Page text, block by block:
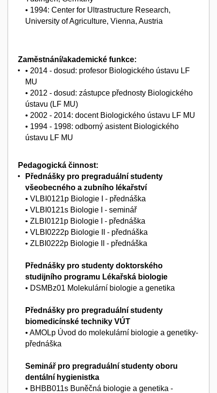
• 1994: Center for Ultrastructure Research,
University of Agriculture, Vienna, Austria
Zaměstnání/akademické funkce:
• 2014 - dosud: profesor Biologického ústavu LF
MU
• 2012 - dosud: zástupce přednosty Biologického
ústavu (LF MU)
• 2002 - 2014: docent Biologického ústavu LF MU
• 1994 - 1998: odborný asistent Biologického
ústavu LF MU
Pedagogická činnost:
Přednášky pro pregraduální studenty
všeobecného a zubního lékařství
• VLBI0121p Biologie I - přednáška
• VLBI0121s Biologie I - seminář
• ZLBI0121p Biologie I - přednáška
• VLBI0222p Biologie II - přednáška
• ZLBI0222p Biologie II - přednáška
Přednášky pro studenty doktorského
studijního programu Lékařská biologie
• DSMBz01 Molekulární biologie a genetika
Přednášky pro pregraduální studenty
biomedicínské techniky VÚT
• AMOLp Úvod do molekulární biologie a genetiky-
přednáška
Seminář pro pregraduální studenty oboru
dentální hygienistka
• BHBB011s Buněčná biologie a genetika -